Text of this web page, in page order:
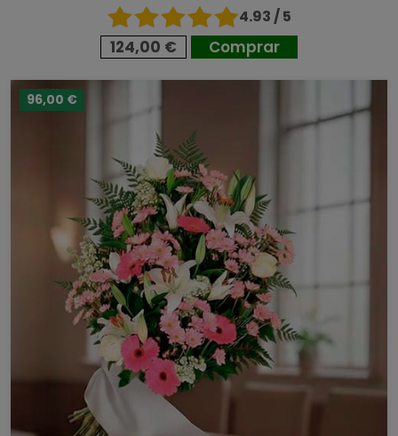
4.93 / 5
124,00 € Comprar
96,00 €